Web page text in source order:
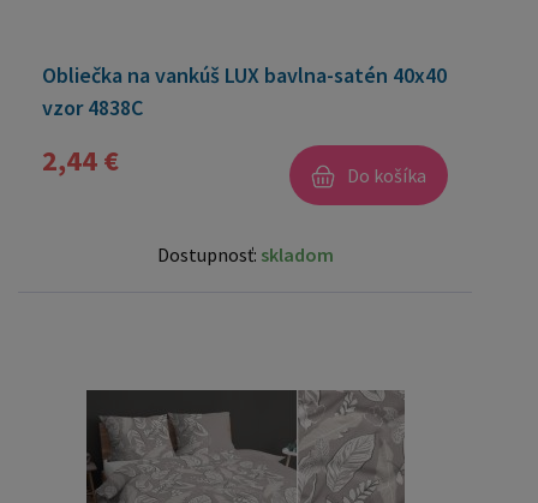
Obliečka na vankúš LUX bavlna-satén 40x40
vzor 4838C
2,44 € Do košíka
Dostupnosť: skladom